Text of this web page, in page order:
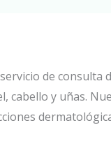
de consulta
cabello y uñas.